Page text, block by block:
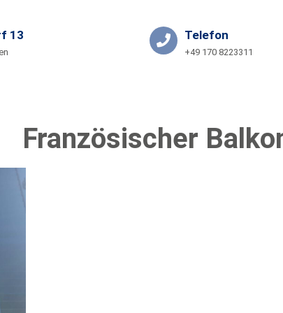
13 Telefon
+49 170 8223311
Französischer